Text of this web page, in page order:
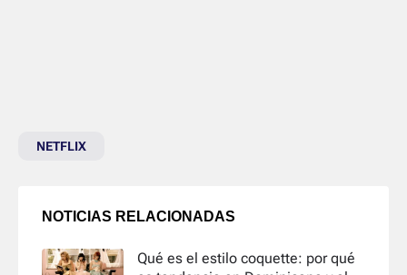
NETFLIX
NOTICIAS RELACIONADAS
Qué es el estilo coquette: por qué